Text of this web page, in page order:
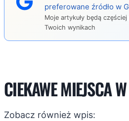
preferowane źródło w
Moje artykuły będą
Twoich wynikach
CIEKAWE MIEJSCA
Zobacz również wpis: